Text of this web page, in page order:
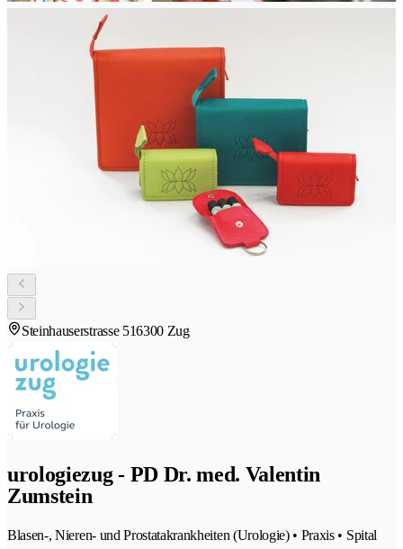
Steinhauserstrasse 516300 Zug
urologiezug - PD Dr. med. Valentin
Zumstein
Blasen-, Nieren- und Prostatakrankheiten (Urologie) • Praxis • Spital